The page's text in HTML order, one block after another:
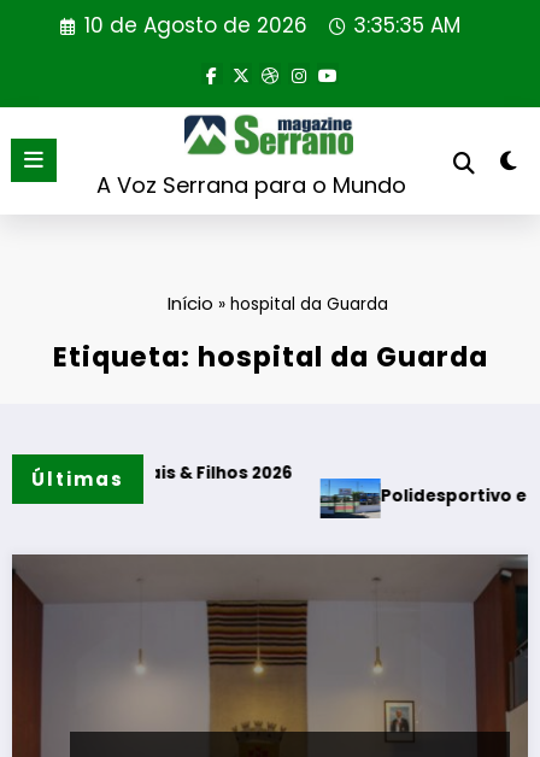
10 de Agosto de 2026 3:35:35 AM
A Voz Serrana para o Mundo
Início »hospital da Guarda
Etiqueta: hospital da Guarda
Últimas
Pais & Filhos 2026
Polidesportivo e Parque de